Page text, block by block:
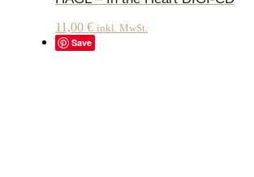
11,00 € inkl. MwSt.
Save